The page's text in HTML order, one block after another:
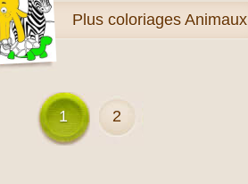
Plus coloriages Animaux
1 2